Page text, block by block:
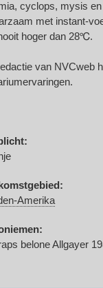
cyclops, mysis
met instant-
hoger dan 28℃.
van NVCweb
Amerika
belone Allgayer